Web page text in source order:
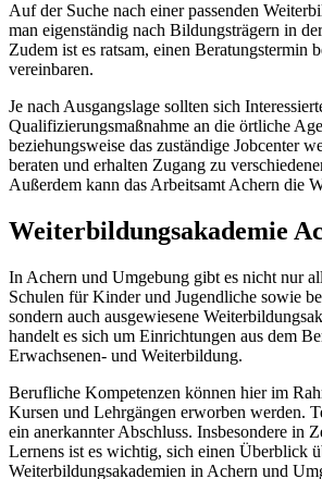
Auf der Suche nach einer passenden
man eigenständig nach Bildungsträgern in
Zudem ist es ratsam, einen Beratungstermin
vereinbaren.
Je nach Ausgangslage sollten sich
Qualifizierungsmaßnahme an die örtliche
beziehungsweise das zuständige Jobcenter
beraten und erhalten Zugang zu
Außerdem kann das Arbeitsamt Achern die
Weiterbildungsakademie
In Achern und Umgebung gibt es nicht nur
Schulen für Kinder und Jugendliche sowie
sondern auch ausgewiesene
handelt es sich um Einrichtungen aus dem
Erwachsenen- und Weiterbildung.
Berufliche Kompetenzen können hier im
Kursen und Lehrgängen erworben werden.
ein anerkannter Abschluss. Insbesondere in
Lernens ist es wichtig, sich einen Überblick
Weiterbildungsakademien in Achern und